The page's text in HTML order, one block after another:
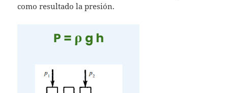
como resultado la presión.